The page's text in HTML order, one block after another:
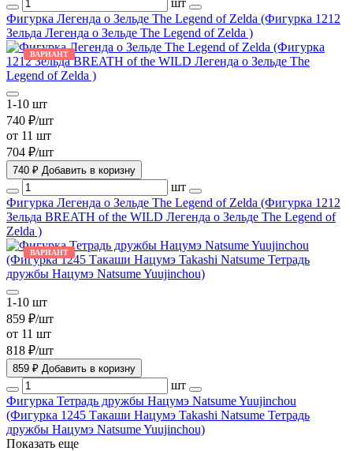
Фигурка Легенда о Зельде The Legend of Zelda (Фигурка 1212
Зельда Легенда о Зельде The Legend of Zelda )
ВАРИАНТ
1-10 шт
740 ₽/шт
от 11 шт
704 ₽/шт
740 ₽ Добавить в коризну
шт
Фигурка Легенда о Зельде The Legend of Zelda (Фигурка 1212
Зельда BREATH of the WILD Легенда о Зельде The Legend of
Zelda )
ВАРИАНТ
1-10 шт
859 ₽/шт
от 11 шт
818 ₽/шт
859 ₽ Добавить в коризну
шт
Фигурка Тетрадь дружбы Нацумэ Natsume Yuujinchou
(Фигурка 1245 Такаши Нацумэ Takashi Natsume Тетрадь
дружбы Нацумэ Natsume Yuujinchou)
Показать еще